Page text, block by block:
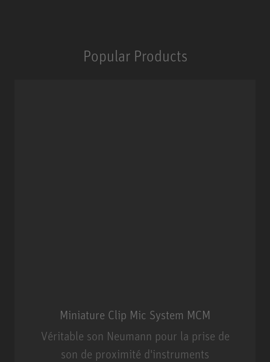
Popular Products
Miniature Clip Mic System MCM
Véritable son Neumann pour la prise de
son de proximité d'instruments